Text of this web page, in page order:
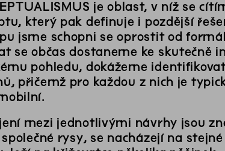
je oblast, v níž se
který pak definuje i pozdější
jsme schopni se oprostit od
se občas dostaneme ke skutečně
pohledu, dokážeme
přičemž pro každou z nich je
mezi jednotlivými návrhy jsou
rysy, se nacházejí na